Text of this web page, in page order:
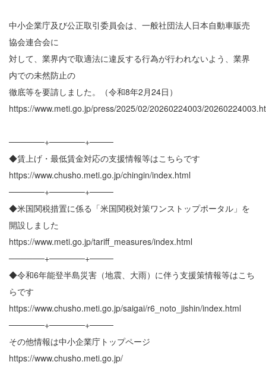
中小企業庁及び公正取引委員会は、一般社団法人日本自動車販売
協会連合会に
対して、業界内で取適法に違反する行為が行われないよう、業界
内での未然防止の
徹底等を要請しました。（令和8年2月24日）
https://www.meti.go.jp/press/2025/02/20260224003/
──────+──────+────
◆賃上げ・最低賃金対応の支援情報等はこちらです
https://www.chusho.meti.go.jp/chingin/index.html
──────+──────+────
◆米国関税措置に係る「米国関税対策ワンストップポータル」を
開設しました
https://www.meti.go.jp/tariff_measures/index.html
──────+──────+────
◆令和6年能登半島災害（地震、大雨）に伴う支援策情報等はこち
らです
https://www.chusho.meti.go.jp/saigai/r6_noto_jishin/index.html
──────+──────+────
その他情報は中小企業庁トップページ
https://www.chusho.meti.go.jp/